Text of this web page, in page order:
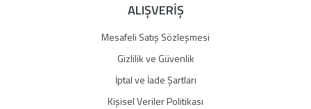
ALIŞVERİŞ
Mesafeli Satış Sözleşmesi
Gizlilik ve Güvenlik
İptal ve İade Şartları
Kişisel Veriler Politikası